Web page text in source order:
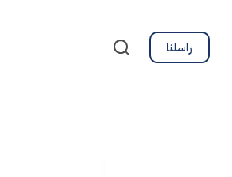
راسلنا